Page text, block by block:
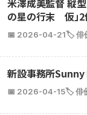
米澤成美監督 縦型
の星の行末 仮」
📅 2026-04-21🏷️ 俳
新設事務所Sunny
📅 2026-04-15🏷️ 俳